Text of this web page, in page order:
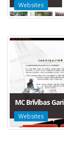
Websites
MC Brīvības Gari
Websites